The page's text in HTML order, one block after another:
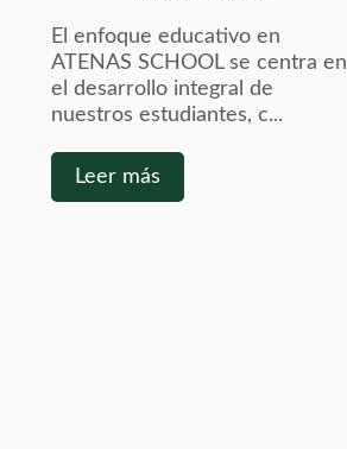
El enfoque educativo en
ATENAS SCHOOL se centra en
el desarrollo integral de
nuestros estudiantes, c...
Leer más